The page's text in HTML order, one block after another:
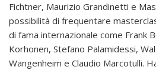
Fichtner, Maurizio Grandinetti e
possibilità di frequentare
di fama internazionale come Frank
Korhonen, Stefano Palamidessi,
Wangenheim e Claudio Marcotulli.